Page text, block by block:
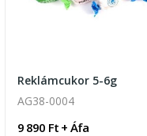
Reklámcukor 5-6g
AG38-0004
9 890 Ft + Áfa